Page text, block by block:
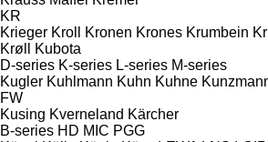
KR
Krieger Kroll Kronen Krones Krumbein
Krøll
Kubota
D-series K-series L-series M-series
Kugler Kuhlmann Kuhn Kuhne
FW
Kusing Kverneland Kärcher
B-series HD MIC PGG